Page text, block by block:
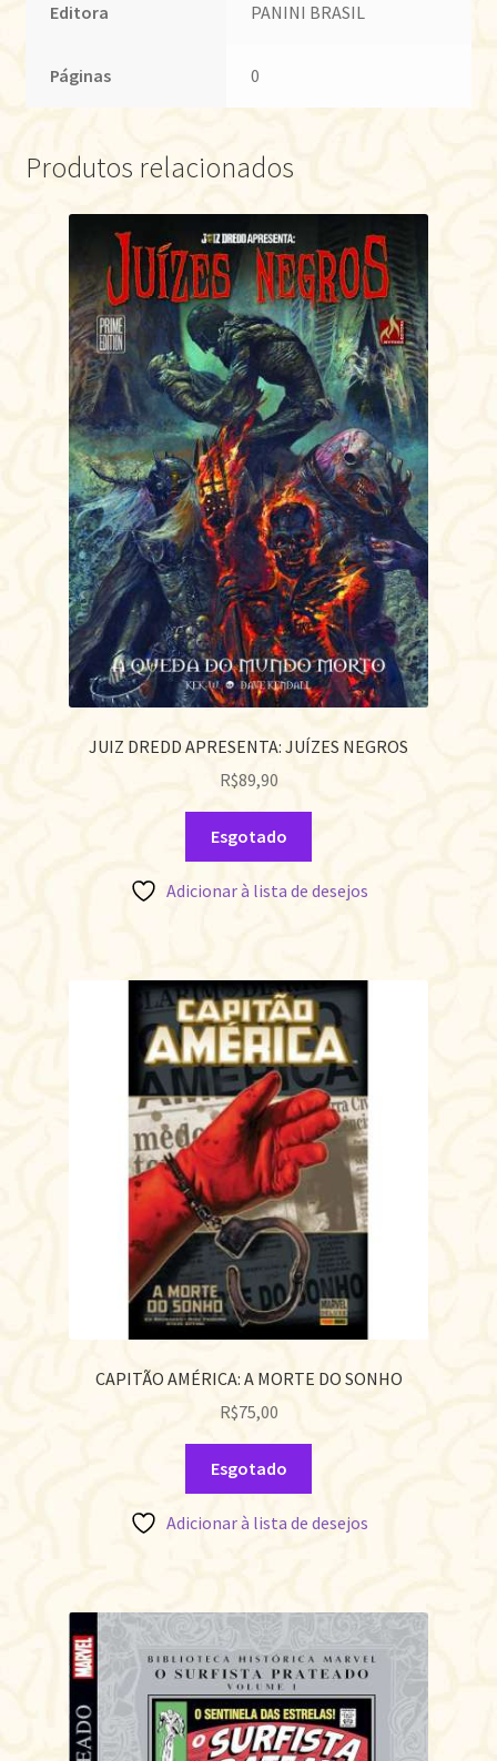
Editora PANINI BRASIL
Páginas 0
Produtos relacionados
JUIZ DREDD APRESENTA: JUÍZES NEGROS
R$89,90
Esgotado
Adicionar à lista de desejos
CAPITÃO AMÉRICA: A MORTE DO SONHO
R$75,00
Esgotado
Adicionar à lista de desejos